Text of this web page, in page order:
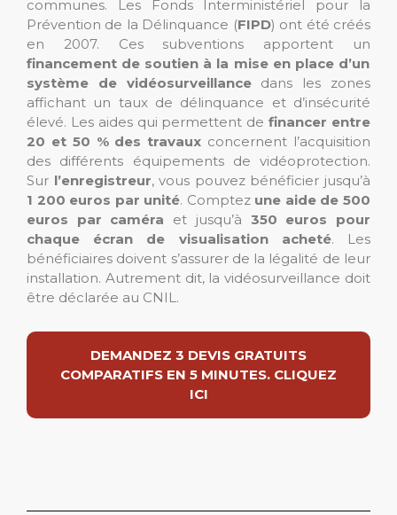
communes. Les Fonds Interministériel pour la
Prévention de la Délinquance (FIPD) ont été créés
en 2007. Ces subventions apportent un
financement de soutien à la mise en place d’un
système de vidéosurveillance dans les zones
affichant un taux de délinquance et d’insécurité
élevé. Les aides qui permettent definancer entre
20 et 50 % des travaux concernent l’acquisition
des différents équipements de vidéoprotection.
Sur l’enregistreur, vous pouvez bénéficier jusqu’à
1 200 euros par unité. Comptez une aide de 500
euros par caméra et jusqu’à 350 euros pour
chaque écran de visualisation acheté. Les
bénéficiaires doivent s’assurer de la légalité de leur
installation. Autrement dit, la vidéosurveillance doit
être déclarée au CNIL.
DEMANDEZ 3 DEVIS GRATUITS
COMPARATIFS EN 5 MINUTES. CLIQUEZ
ICI